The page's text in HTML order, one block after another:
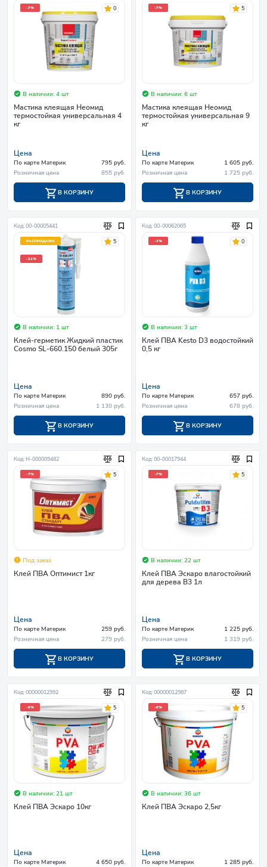
-7% 0
В наличии: 4 шт
Мастика клеящая Неомид
термостойкая универсальная 4
кг
Цена
По карте Материк
795 руб.
Розничная цена
855 руб.
В КОРЗИНУ
-7% 5
В наличии: 6 шт
Мастика клеящая Неомид
термостойкая универсальная 9
кг
Цена
По карте Материк
1 605 руб.
Розничная цена
1 725 руб.
В КОРЗИНУ
Код: 00-00005441
РАСПРОДАЖА
-21%
5
В наличии: 1 шт
Клей-герметик Жидкий пластик
Cosmo SL-660.150 белый 305г
Цена
По карте Материк
890 руб.
Розничная цена
1 130 руб.
В КОРЗИНУ
Код: 00-00062065
-3% 0
В наличии: 3 шт
Клей ПВА Kesto D3 водостойкий
0,5 кг
Цена
По карте Материк
657 руб.
Розничная цена
678 руб.
В КОРЗИНУ
Код: Н-000009482
-7% 5
Под заказ
Клей ПВА Оптимист 1кг
Цена
По карте Материк
259 руб.
Розничная цена
279 руб.
В КОРЗИНУ
Код: 00-00017944
-7% 5
В наличии: 22 шт
Клей ПВА Эскаро влагостойкий
для дерева В3 1л
Цена
По карте Материк
1 225 руб.
Розничная цена
1 319 руб.
В КОРЗИНУ
Код: 00000012992
-8% 5
В наличии: 21 шт
Клей ПВА Эскаро 10кг
Цена
По карте Материк
4 650 руб.
Код: 00000012987
-8% 5
В наличии: 36 шт
Клей ПВА Эскаро 2,5кг
Цена
По карте Материк
1 285 руб.